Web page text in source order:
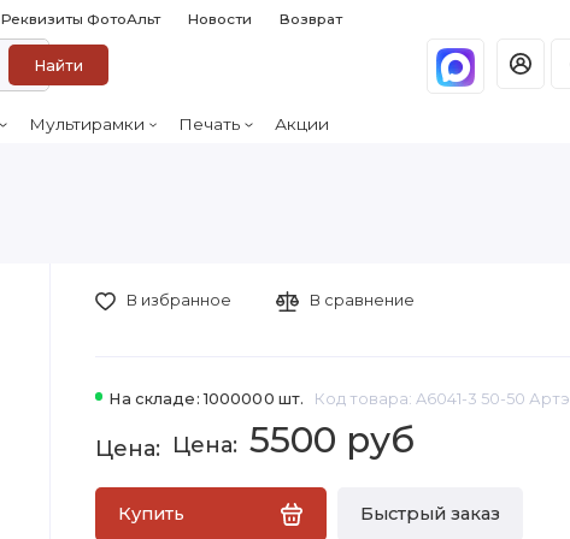
Реквизиты ФотоАльт Новости Возврат
Найти
Мультирамки Печать Акции
На складе: 1000000 шт. Код товара: A6041-3 50-50 Артэ
5500 руб
Купить Быстрый заказ
В избранное В сравнение